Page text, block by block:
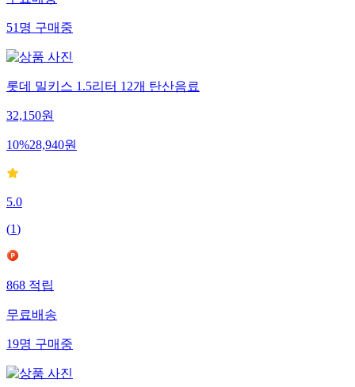
51 명 구매중
롯데 밀키스 1.5리터 12개 탄산음료
32,150원
10%28,940원
5.0
(1)
868 적립
무료배송
19명 구매중